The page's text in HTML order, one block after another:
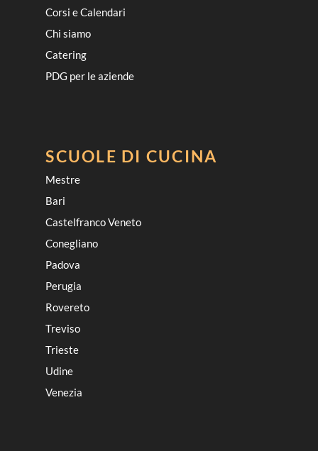
Corsi e Calendari
Chi siamo
Catering
PDG per le aziende
SCUOLE DI CUCINA
Mestre
Bari
Castelfranco Veneto
Conegliano
Padova
Perugia
Rovereto
Treviso
Trieste
Udine
Venezia